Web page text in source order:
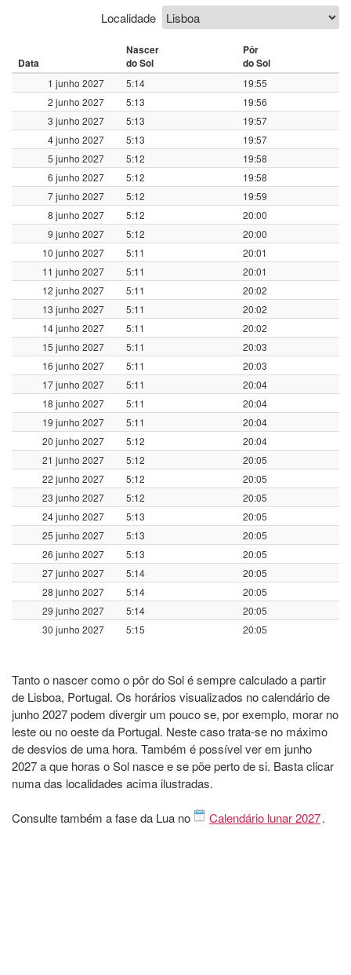
Localidade
Data
Nascer
do Sol
Pôr
do Sol
1 junho 2027 5:14
19:55
2 junho 2027
5:13
19:56
3 junho 2027
5:13
19:57
4 junho 2027
5:13
19:57
5 junho 2027
5:12
19:58
6 junho 2027
5:12
19:58
7 junho 2027
5:12
19:59
8 junho 2027
5:12
20:00
9 junho 2027
5:12
20:00
10 junho 2027
5:11
20:01
11 junho 2027
5:11
20:01
12 junho 2027
5:11
20:02
13 junho 2027
5:11
20:02
14 junho 2027
5:11
20:02
15 junho 2027
5:11
20:03
16 junho 2027
5:11
20:03
17 junho 2027
5:11
20:04
18 junho 2027
5:11
20:04
19 junho 2027
5:11
20:04
20 junho 2027
5:12
20:04
21 junho 2027
5:12
20:05
22 junho 2027
5:12
20:05
23 junho 2027
5:12
20:05
24 junho 2027
5:13
20:05
25 junho 2027
5:13
20:05
26 junho 2027
5:13
20:05
27 junho 2027
5:14
20:05
28 junho 2027
5:14
20:05
29 junho 2027
5:14
20:05
30 junho 2027
5:15 20:05
Tanto o nascer como o pôr do Sol é sempre calculado a partir
de Lisboa, Portugal. Os horários visualizados no calendário de
junho 2027 podem divergir um pouco se, por exemplo, morar no
leste ou no oeste da Portugal. Neste caso trata-se no máximo
de desvios de uma hora. Também é possível ver em junho
2027 a que horas o Sol nasce e se põe perto de si. Basta clicar
numa das localidades acima ilustradas.
Consulte também a fase da Lua no Calendário lunar 2027.